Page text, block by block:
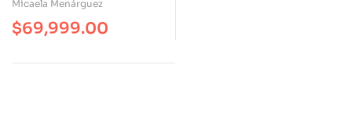
Micaela Menárguez
$69,999.00